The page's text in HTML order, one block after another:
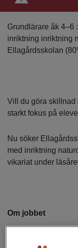
Grundlärare åk 4–6
inriktning inriktning
Ellagårdsskolan
Vill du göra skillnad
starkt fokus på
Nu söker
med inriktning
vikariat under
Om jobbet